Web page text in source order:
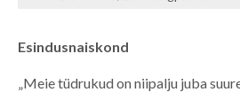
Esindusnaiskond
„Meie tüdrukud on niipalju juba